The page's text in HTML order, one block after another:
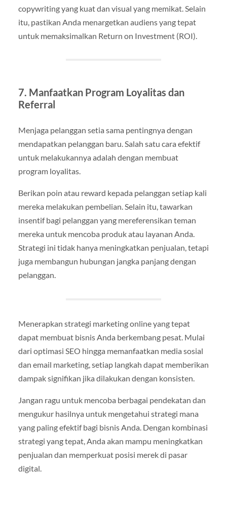
copywriting yang kuat dan visual yang memikat. Selain
itu, pastikan Anda menargetkan audiens yang tepat
untuk memaksimalkan Return on Investment (ROI).
7. Manfaatkan Program Loyalitas dan
Referral
Menjaga pelanggan setia sama pentingnya dengan
mendapatkan pelanggan baru. Salah satu cara efektif
untuk melakukannya adalah dengan membuat
program loyalitas.
Berikan poin atau reward kepada pelanggan setiap kali
mereka melakukan pembelian. Selain itu, tawarkan
insentif bagi pelanggan yang mereferensikan teman
mereka untuk mencoba produk atau layanan Anda.
Strategi ini tidak hanya meningkatkan penjualan, tetapi
juga membangun hubungan jangka panjang dengan
pelanggan.
Menerapkan strategi marketing online yang tepat
dapat membuat bisnis Anda berkembang pesat. Mulai
dari optimasi SEO hingga memanfaatkan media sosial
dan email marketing, setiap langkah dapat memberikan
dampak signifikan jika dilakukan dengan konsisten.
Jangan ragu untuk mencoba berbagai pendekatan dan
mengukur hasilnya untuk mengetahui strategi mana
yang paling efektif bagi bisnis Anda. Dengan kombinasi
strategi yang tepat, Anda akan mampu meningkatkan
penjualan dan memperkuat posisi merek di pasar
digital.